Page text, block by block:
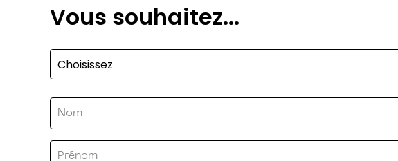
Vous souhaitez...
Sujet
(Nécessaire)
Nom
(Nécessaire)
Prénom